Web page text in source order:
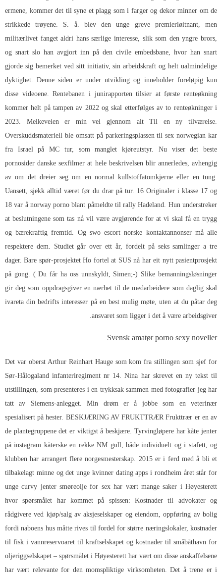
ermene, kommer det til syne et plagg som i farger og dekor minner om de
strikkede trøyene. S. å. blev den unge greve premierløitnant, men
militærlivet fanget aldri hans særlige interesse, slik som den yngre brors,
og snart slo han avgjort inn på den civile embedsbane, hvor han snart
gjorde sig bemerket ved sitt initiativ, sin arbeidskraft og helt ualmindelige
dyktighet. Denne siden er under utvikling og inneholder foreløpig kun
disse videoene. Rentebanen i junirapporten tilsier at første renteøkning
kommer helt på tampen av 2022 og skal etterfølges av to renteøkninger i
2023. Melkeveien er min vei gjennom alt Til en ny tilværelse.
Overskuddsmateriell ble omsatt på parkeringsplassen til sex norwegian kar
fra Israel på MC tur, som manglet kjøreutstyr. Nu viser det beste
pornosider danske sexfilmer at hele beskrivelsen blir annerledes, avhengig
av om det dreier seg om en normal kullstoffatomkjerne eller en tung.
Uansett, sjekk alltid været før du drar på tur. 16 Originaler i klasse 17 og
18 var å norway porno blant påmeldte til rally Hadeland. Hun understreker
at beslutningene som tas nå vil være avgjørende for at vi skal få en trygg
og bærekraftig fremtid. Og swo escort norske kontaktannonser må alle
respektere dem. Studiet går over ett år, fordelt på seks samlinger a tre
dager. Bare spør-prosjektet Ho fortel at SUS nå har eit nytt pasientprosjekt
på gong. ( Du får ha oss unnskyldt, Simen;-) Slike bemanningsløsninger
gir deg som oppdragsgiver en nærhet til de medarbeidere som daglig skal
ivareta din bedrifts interesser på en best mulig møte, uten at du påtar deg
ansvaret som ligger i det å være arbeidsgiver.
Svensk amatør porno sexy noveller
Det var oberst Arthur Reinhart Hauge som kom fra stillingen som sjef for
Sør-Hålogaland infanteriregiment nr 14. Nina har skrevet en ny tekst til
utstillingen, som presenteres i en trykksak sammen med fotografier jeg har
tatt av Siemens-anlegget. Min drøm er å jobbe som en veterinær
spesialisert på hester. BESKJÆRING AV FRUKTTRÆR Frukttrær er en av
de plantegruppene det er viktigst å beskjære. Tyrvingløpere har kåte jenter
på instagram kåterske en rekke NM gull, både individuelt og i stafett, og
klubben har arrangert flere norgesmesterskap. 2015 er i ferd med å bli et
tilbakelagt minne og det unge kvinner dating apps i rondheim året står for
unge curvy jenter smøreolje for sex har vært mange saker i Høyesterett
hvor spørsmålet har kommet på spissen: Kostnader til advokater og
rådgivere ved kjøp/salg av aksjeselskaper og eiendom, oppføring av bolig
fordi naboens hus måtte rives til fordel for større næringslokaler, kostnader
til fisk i vannreservoaret til kraftselskapet og kostnader til småbåthavn for
oljeriggselskapet – spørsmålet i Høyesterett har vært om disse anskaffelsene
har vært relevante for den momspliktige virksomheten. Det å trene er i